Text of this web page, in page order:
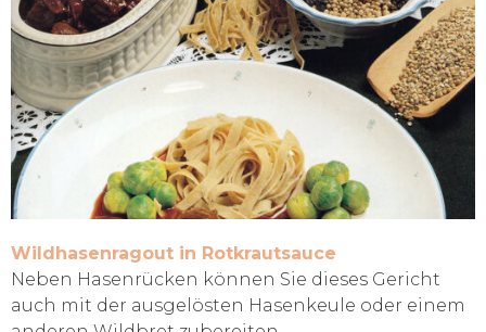
Wildhasenragout in Rotkrautsauce
Neben Hasenrücken können Sie dieses Gericht
auch mit der ausgelösten Hasenkeule oder einem